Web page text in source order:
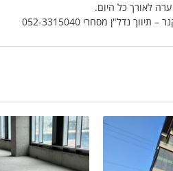
לאורך כל היום.
תיווך נדל"ן מסחרי 052-3315040